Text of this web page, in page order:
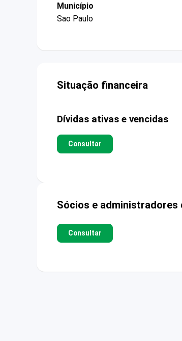
Município
Sao Paulo
Situação financeira
Dívidas ativas e vencidas
Consultar
Sócios e administradores
Consultar